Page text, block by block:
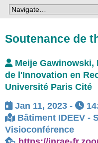
Soutenance de
Meije
de l'Innovation en
Université Paris Cité
Jan 11, 2023 -
Bâtiment IDEEV -
Visioconférence